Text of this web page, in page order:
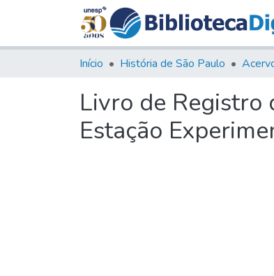
Início História de São Paulo
Livro de Registro
Estação